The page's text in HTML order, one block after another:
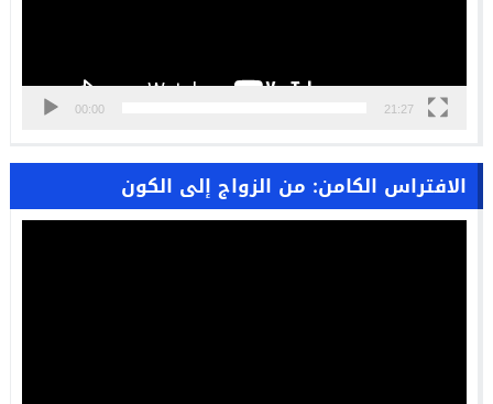
00:00 21:27
الافتراس الكامن: من الزواج إلى الكون
مشغل